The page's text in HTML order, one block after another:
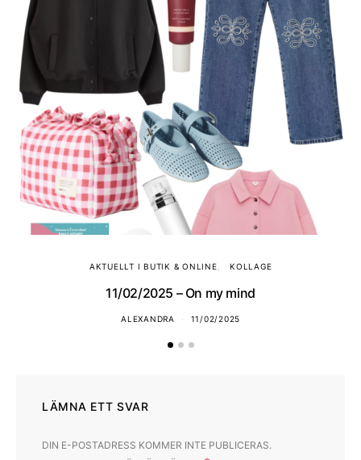
AKTUELLT I BUTIK & ONLINE KOLLAGE
11/02/2025 – On my mind
ALEXANDRA 11/02/2025
LÄMNA ETT SVAR
DIN E-POSTADRESS KOMMER INTE PUBLICERAS.